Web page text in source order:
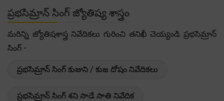
ప్రభసిమ్రాన్ సింగ్ జ్యోతిష్య శాస్త్రం
మరిన్ని జ్యోతిషశాస్త్ర నివేదికలు గురించి తనిఖీ చెయ్యండి ప్రభసిమ్రాన్
సింగ్ -
ప్రభసిమ్రాన్ సింగ్ కుజుని / కుజ దోషం నివేదికలు
ప్రభసిమ్రాన్ సింగ్ శని సాడే సాతి నివేదిక